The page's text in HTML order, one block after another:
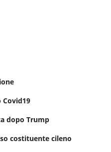
dopo Trump
costituente cileno